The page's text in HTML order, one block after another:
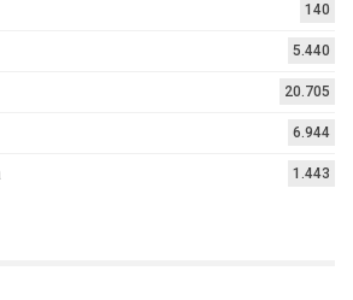
140
5.440
20.705
6.944
1.443